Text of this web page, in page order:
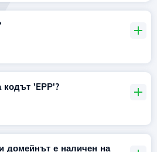
кодът 'EPP'?
домейнът е наличен на